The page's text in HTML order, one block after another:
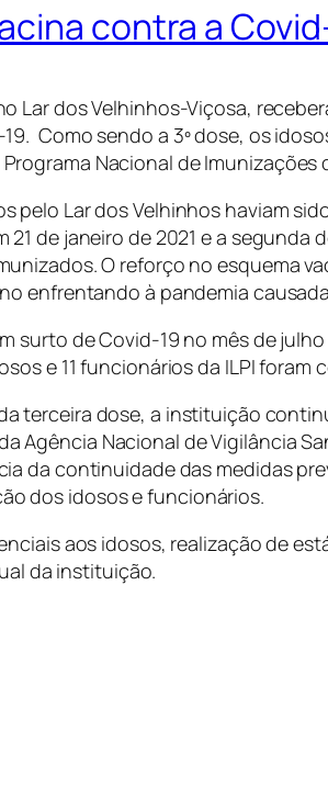
contra a
Lar dos Velhinhos-Viçosa,
Como sendo a 3º dose, os
Nacional de Imunizações
pelo Lar dos Velhinhos haviam
21 de janeiro de 2021 e a segunda
O reforço no esquema
enfrentando à pandemia
surto de Covid-19 no mês de
e 11 funcionários da ILPI foram
terceira dose, a instituição
Agência Nacional de Vigilância
da continuidade das medidas
dos idosos e funcionários.
aos idosos, realização de
da instituição.